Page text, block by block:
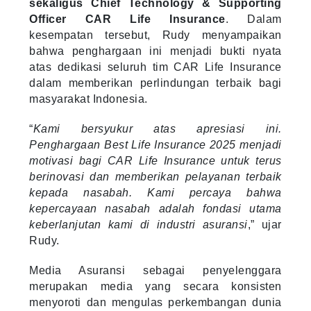
sekaligus Chief Technology & Supporting
Officer CAR Life Insurance. Dalam
kesempatan tersebut, Rudy menyampaikan
bahwa penghargaan ini menjadi bukti nyata
atas dedikasi seluruh tim CAR Life Insurance
dalam memberikan perlindungan terbaik bagi
masyarakat Indonesia.
“Kami bersyukur atas apresiasi ini.
Penghargaan Best Life Insurance 2025 menjadi
motivasi bagi CAR Life Insurance untuk terus
berinovasi dan memberikan pelayanan terbaik
kepada nasabah. Kami percaya bahwa
kepercayaan nasabah adalah fondasi utama
keberlanjutan kami di industri asuransi,” ujar
Rudy.
Media Asuransi sebagai penyelenggara
merupakan media yang secara konsisten
menyoroti dan mengulas perkembangan dunia